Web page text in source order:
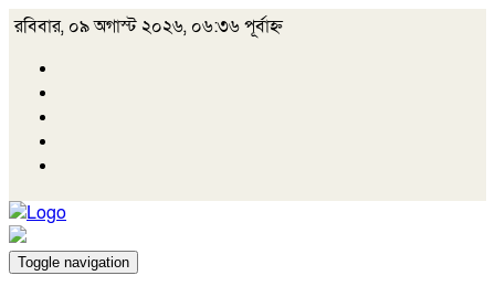
রবিবার, ০৯ অগাস্ট ২০২৬, ০৬:৩৬ পূর্বাহ্ন
Toggle navigation